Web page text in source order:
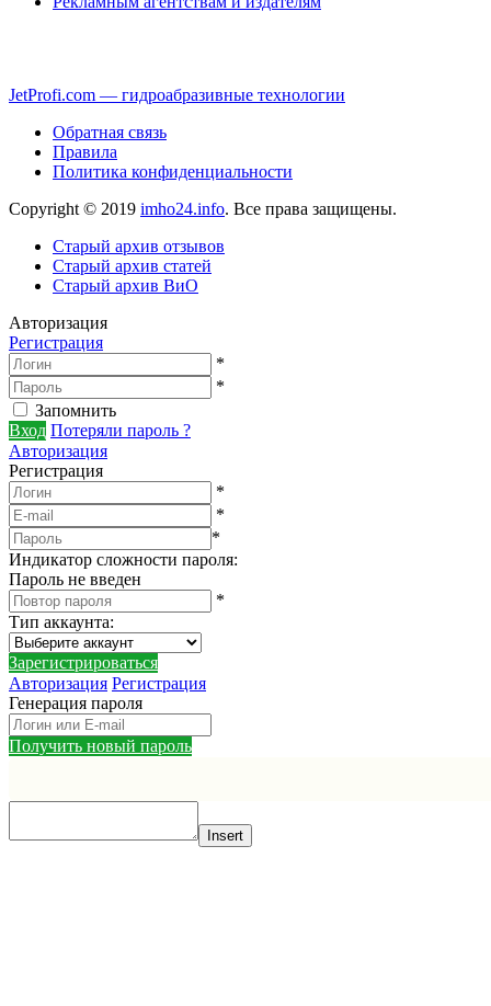
JetProfi.com — гидроабразивные технологии
Обратная связь
Правила
Политика конфиденциальности
Copyright © 2019 imho24.info. Все права защищены.
Старый архив отзывов
Старый архив статей
Старый архив ВиО
Авторизация
Регистрация
*
*
Запомнить
Вход Потеряли пароль ?
Авторизация
Регистрация
*
*
*
Индикатор сложности пароля:
Пароль не введен
*
Тип аккаунта:
Зарегистрироваться
Авторизация Регистрация
Генерация пароля
Получить новый пароль
Insert